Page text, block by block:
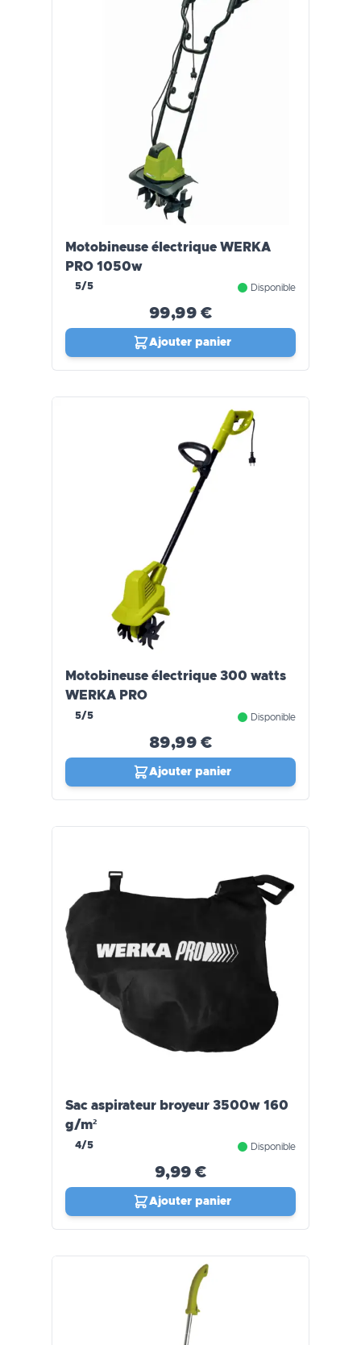
Motobineuse électrique WERKA
PRO 1050w
5/5 Disponible
99,99 €
Ajouter panier
Motobineuse électrique 300 watts
WERKA PRO
5/5 Disponible
89,99 €
Ajouter panier
Sac aspirateur broyeur 3500w 160
g/m²
4/5 Disponible
9,99 €
Ajouter panier